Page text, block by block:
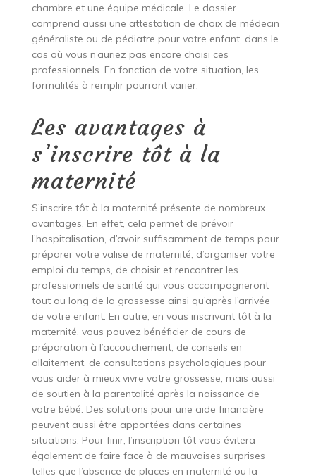
chambre et une équipe médicale. Le dossier
comprend aussi une attestation de choix de médecin
généraliste ou de pédiatre pour votre enfant, dans le
cas où vous n’auriez pas encore choisi ces
professionnels. En fonction de votre situation, les
formalités à remplir pourront varier.
Les avantages à
s’inscrire tôt à la
maternité
S’inscrire tôt à la maternité présente de nombreux
avantages. En effet, cela permet de prévoir
l’hospitalisation, d’avoir suffisamment de temps pour
préparer votre valise de maternité, d’organiser votre
emploi du temps, de choisir et rencontrer les
professionnels de santé qui vous accompagneront
tout au long de la grossesse ainsi qu’après l’arrivée
de votre enfant. En outre, en vous inscrivant tôt à la
maternité, vous pouvez bénéficier de cours de
préparation à l’accouchement, de conseils en
allaitement, de consultations psychologiques pour
vous aider à mieux vivre votre grossesse, mais aussi
de soutien à la parentalité après la naissance de
votre bébé. Des solutions pour une aide financière
peuvent aussi être apportées dans certaines
situations. Pour finir, l’inscription tôt vous évitera
également de faire face à de mauvaises surprises
telles que l’absence de places en maternité ou la